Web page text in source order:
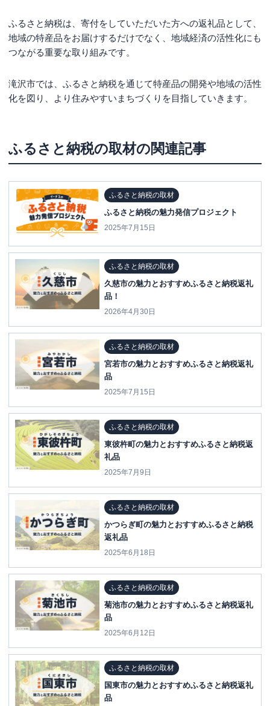
ふるさと納税は、寄付をしていただいた方への返礼品として、
地域の特産品をお届けするだけでなく、地域経済の活性化にも
つながる重要な取り組みです。
滝沢市では、ふるさと納税を通じて特産品の開発や地域の活性
化を図り、より住みやすいまちづくりを目指していきます。
ふるさと納税の取材の関連記事
ふるさと納税の取材
ふるさと納税の魅力発信プロジェクト
2025年7月15日
ふるさと納税の取材
久慈市の魅力とおすすめふるさと納税返礼
品！
2026年4月30日
ふるさと納税の取材
宮若市の魅力とおすすめふるさと納税返礼
品
2025年7月15日
ふるさと納税の取材
東彼杵町の魅力とおすすめふるさと納税返
礼品
2025年7月9日
ふるさと納税の取材
かつらぎ町の魅力とおすすめふるさと納税
返礼品
2025年6月18日
ふるさと納税の取材
菊池市の魅力とおすすめふるさと納税返礼
品
2025年6月12日
ふるさと納税の取材
国東市の魅力とおすすめふるさと納税返礼
品